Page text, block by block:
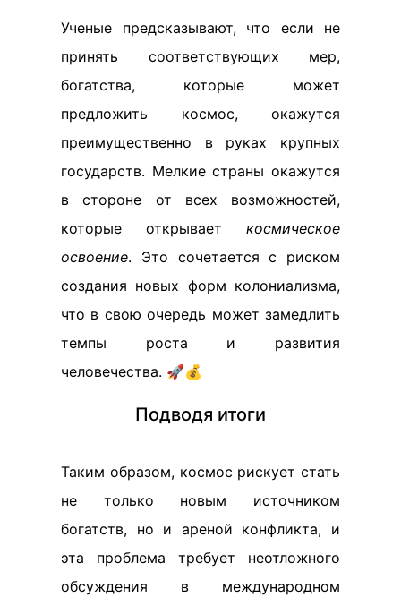
Ученые предсказывают, что если не
принять соответствующих мер,
богатства, которые может
предложить космос, окажутся
преимущественно в руках крупных
государств. Мелкие страны окажутся
в стороне от всех возможностей,
которые открывает космическое
освоение. Это сочетается с риском
создания новых форм колониализма,
что в свою очередь может замедлить
темпы роста и развития
человечества. 🚀💰
Подводя итоги
Таким образом, космос рискует стать
не только новым источником
богатств, но и ареной конфликта, и
эта проблема требует неотложного
обсуждения в международном